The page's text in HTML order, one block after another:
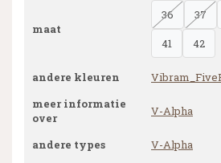
maat
36 37
41
42
andere kleuren
meer informatie
over
V-Alpha
andere types V-Alpha